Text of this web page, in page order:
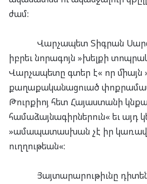
ժամ:
Վարչապետ Տիգրան
իբրեւ նորագոյն »խելքի
Վարչապետը գտեր է« որ միայն
քաղաքականացուած
Թուրքիոյ հետ Հայաստանի
համաձայնագիրներուն« եւ այդ
»ամապատասխան չէ իր
ուղղութեան«:
Յայտարարութիւնը